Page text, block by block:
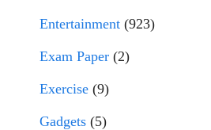
Entertainment (923)
Exam Paper (2)
Exercise (9)
Gadgets (5)